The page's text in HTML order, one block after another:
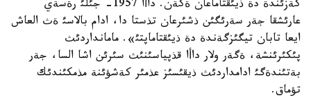
كةزئندة دة ذيئقتاماعان ةكةن. داأا 1957- جئلئ رةسةي
عارئشقا جةر سةرئگئن ذشئرعان تذستا دا، ادام بالاسئ ةث العاش
ايعا تابان تيگئزگةندة دة ذيئقتاماپتئ». مامانداردئث
پئكئرئنشة، ةگةر ولار داأا قذپياسئنئث سئرئن اشا السا، جةر
بةتئندةگئ ادامداردئث ذيقئسئز عذمئر كةشؤئنة مذمكئندئك
تؤماق.